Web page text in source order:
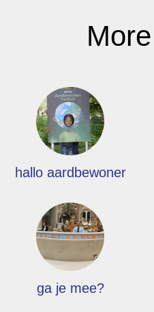
hallo aardbewoner
ga je mee?